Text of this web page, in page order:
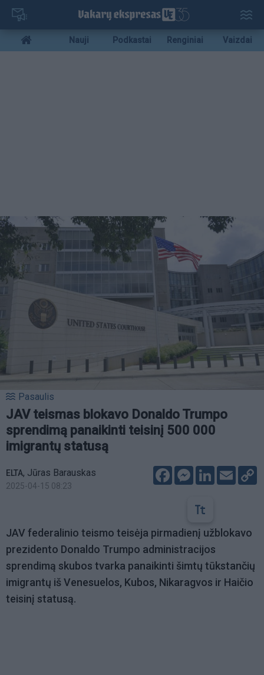
Pereiti
pagrindinį
turinį
Mobile
menu
Nauji Podkastai Renginiai Vaizdai
Pasaulis
JAV teismas blokavo Donaldo Trumpo
sprendimą panaikinti teisinį 500 000
imigrantų statusą
ELTA, Jūras Barauskas
2025-04-15 08:23
FacebookMessenger
LinkedIn
Email
JAV federalinio teismo teisėja pirmadienį užblokavo
prezidento Donaldo Trumpo administracijos
sprendimą skubos tvarka panaikinti šimtų tūkstančių
imigrantų iš Venesuelos, Kubos, Nikaragvos ir Haičio
teisinį statusą.